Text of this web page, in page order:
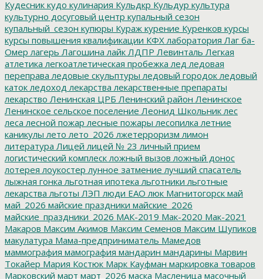
Кудесник кудо кулинария Кульдкр Кульдур культура
культурно досуговый центр купальный сезон
купальный_сезон купюры Кураж курение Куренков курсы
курсы повышения квалификации КФХ лаборатория Лаг ба-
Омер лагерь Лагошина лайк ЛДПР Левинталь Легкая
атлетика легкоатлетическая пробежка лед ледовая
переправа ледовые скульптуры ледовый городок ледовый
каток ледоход лекарства лекарственные препараты
лекарство Ленинская ЦРБ Ленинский район Ленинское
Ленинское сельское поселение Леонид Школьник лес
леса лесной пожар лесные пожары лесопилка летние
каникулы лето лето_2026 лжетерроризм лимон
литература Лицей лицей № 23 личный прием
логистический комплеск ложный вызов ложный донос
лотерея лоукостер лунное затмение лучший спасатель
лыжная гонка льготная ипотека льготники льготные
лекарства льготы ЛЭП люди ЕАО люк Магнитогорск май
май_2026 майские праздники майские_2026
майские_праздники_2026 МАК-2019 Мак-2020 Мак-2021
Макаров Максим Акимов Максим Семенов Максим Шупиков
макулатура Мама-предприниматель Мамедов
маммография мамография мандарин мандарины Марвин
Токайер Мария Костюк Марк Кауфман маркировка товаров
Марковский март март_2026 маска Масленица масочный